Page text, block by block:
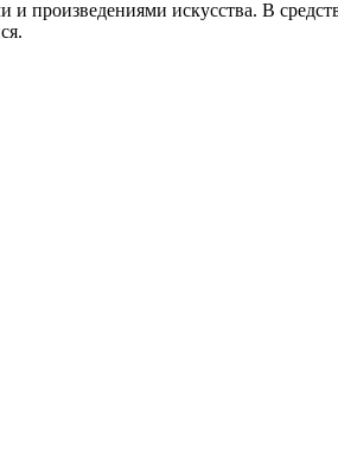
произведениями искусства. В